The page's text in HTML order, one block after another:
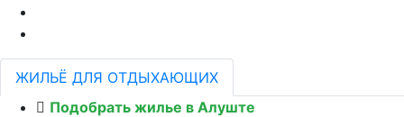
ЖИЛЬЁ ДЛЯ ОТДЫХАЮЩИХ
Подобрать жилье в Алуште